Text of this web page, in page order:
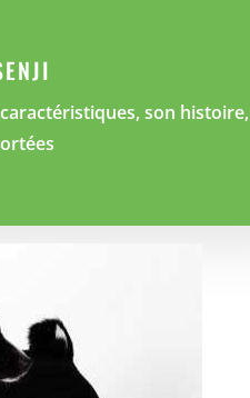
son histoire,